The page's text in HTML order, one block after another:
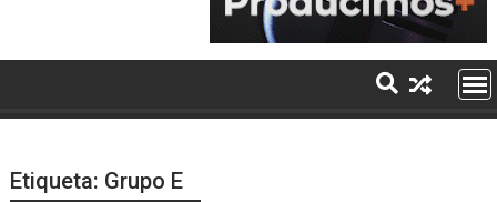
Etiqueta: Grupo E